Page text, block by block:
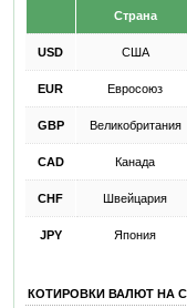
Страна
USD США
EUR Евросоюз
GBP Великобритания
CAD Канада
CHF Швейцария
JPY Япония
КОТИРОВКИ ВАЛЮТ НА